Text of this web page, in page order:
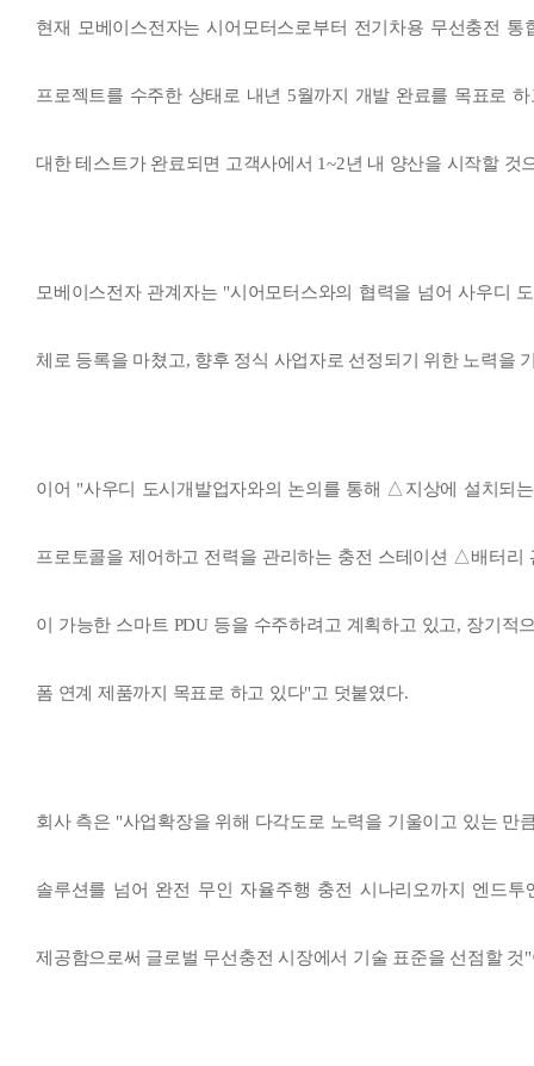
현재 모베이스전자는 시어모터스로부터 전기차용 무선충전 통
프로젝트를 수주한 상태로 내년 5월까지 개발 완료를 목표로
대한 테스트가 완료되면 고객사에서 1~2년 내 양산을 시작할 것
모베이스전자 관계자는 "시어모터스와의 협력을 넘어 사우디
체로 등록을 마쳤고, 향후 정식 사업자로 선정되기 위한 노력을
이어 "사우디 도시개발업자와의 논의를 통해 △지상에 설치되
프로토콜을 제어하고 전력을 관리하는 충전 스테이션 △배터리
이 가능한 스마트 PDU 등을 수주하려고 계획하고 있고, 장기적
폼 연계 제품까지 목표로 하고 있다"고 덧붙였다.
회사 측은 "사업확장을 위해 다각도로 노력을 기울이고 있는 만
솔루션를 넘어 완전 무인 자율주행 충전 시나리오까지 엔드투
제공함으로써 글로벌 무선충전 시장에서 기술 표준을 선점할 것